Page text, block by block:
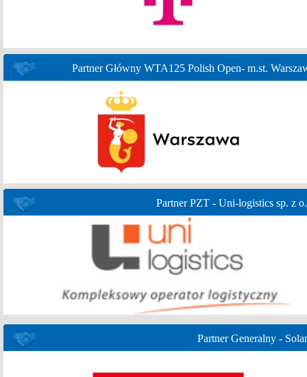
Partner Główny WTA125 Polish Open- m.st.
Partner PZT - Uni-logistics sp. z
Partner Generalny -